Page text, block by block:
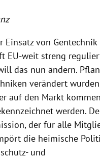
Einsatz von
EU-weit streng
das nun ändern.
verändert
auf den Markt
werden.
der für alle
die heimische
und